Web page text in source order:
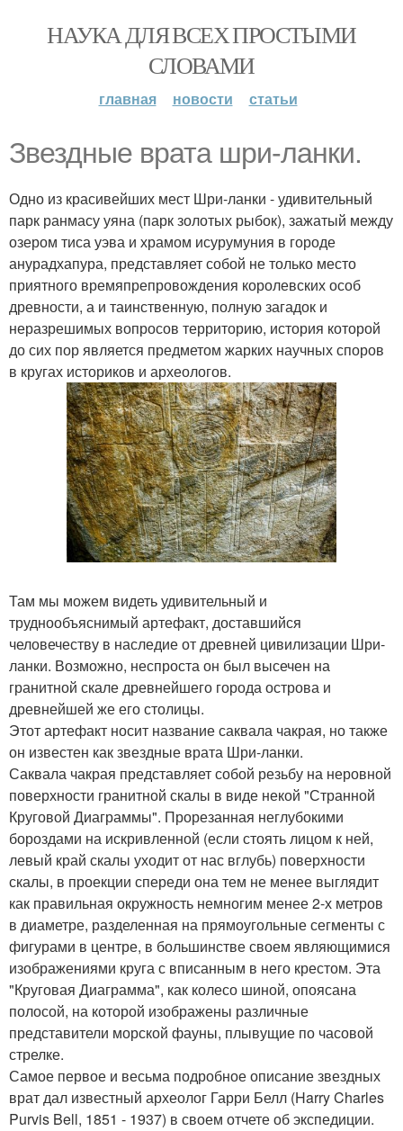
НАУКА ДЛЯ ВСЕХ ПРОСТЫМИ
СЛОВАМИ
главная новости статьи
Звездные врата шри-ланки.
Одно из красивейших мест Шри-ланки - удивительный
парк ранмасу уяна (парк золотых рыбок), зажатый между
озером тиса уэва и храмом исурумуния в городе
анурадхапура, представляет собой не только место
приятного времяпрепровождения королевских особ
древности, а и таинственную, полную загадок и
неразрешимых вопросов территорию, история которой
до сих пор является предметом жарких научных споров
в кругах историков и археологов.
Там мы можем видеть удивительный и
труднообъяснимый артефакт, доставшийся
человечеству в наследие от древней цивилизации Шри-
ланки. Возможно, неспроста он был высечен на
гранитной скале древнейшего города острова и
древнейшей же его столицы.
Этот артефакт носит название саквала чакрая, но также
он известен как звездные врата Шри-ланки.
Саквала чакрая представляет собой резьбу на неровной
поверхности гранитной скалы в виде некой "Странной
Круговой Диаграммы". Прорезанная неглубокими
бороздами на искривленной (если стоять лицом к ней,
левый край скалы уходит от нас вглубь) поверхности
скалы, в проекции спереди она тем не менее выглядит
как правильная окружность немногим менее 2-х метров
в диаметре, разделенная на прямоугольные сегменты с
фигурами в центре, в большинстве своем являющимися
изображениями круга с вписанным в него крестом. Эта
"Круговая Диаграмма", как колесо шиной, опоясана
полосой, на которой изображены различные
представители морской фауны, плывущие по часовой
стрелке.
Самое первое и весьма подробное описание звездных
врат дал известный археолог Гарри Белл (Harry Charles
Purvis Bell, 1851 - 1937) в своем отчете об экспедиции.